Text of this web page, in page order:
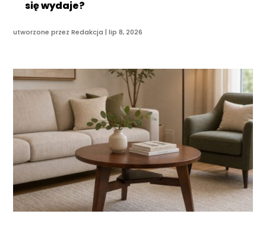
się wydaje?
utworzone przezRedakcja |lip 8, 2026